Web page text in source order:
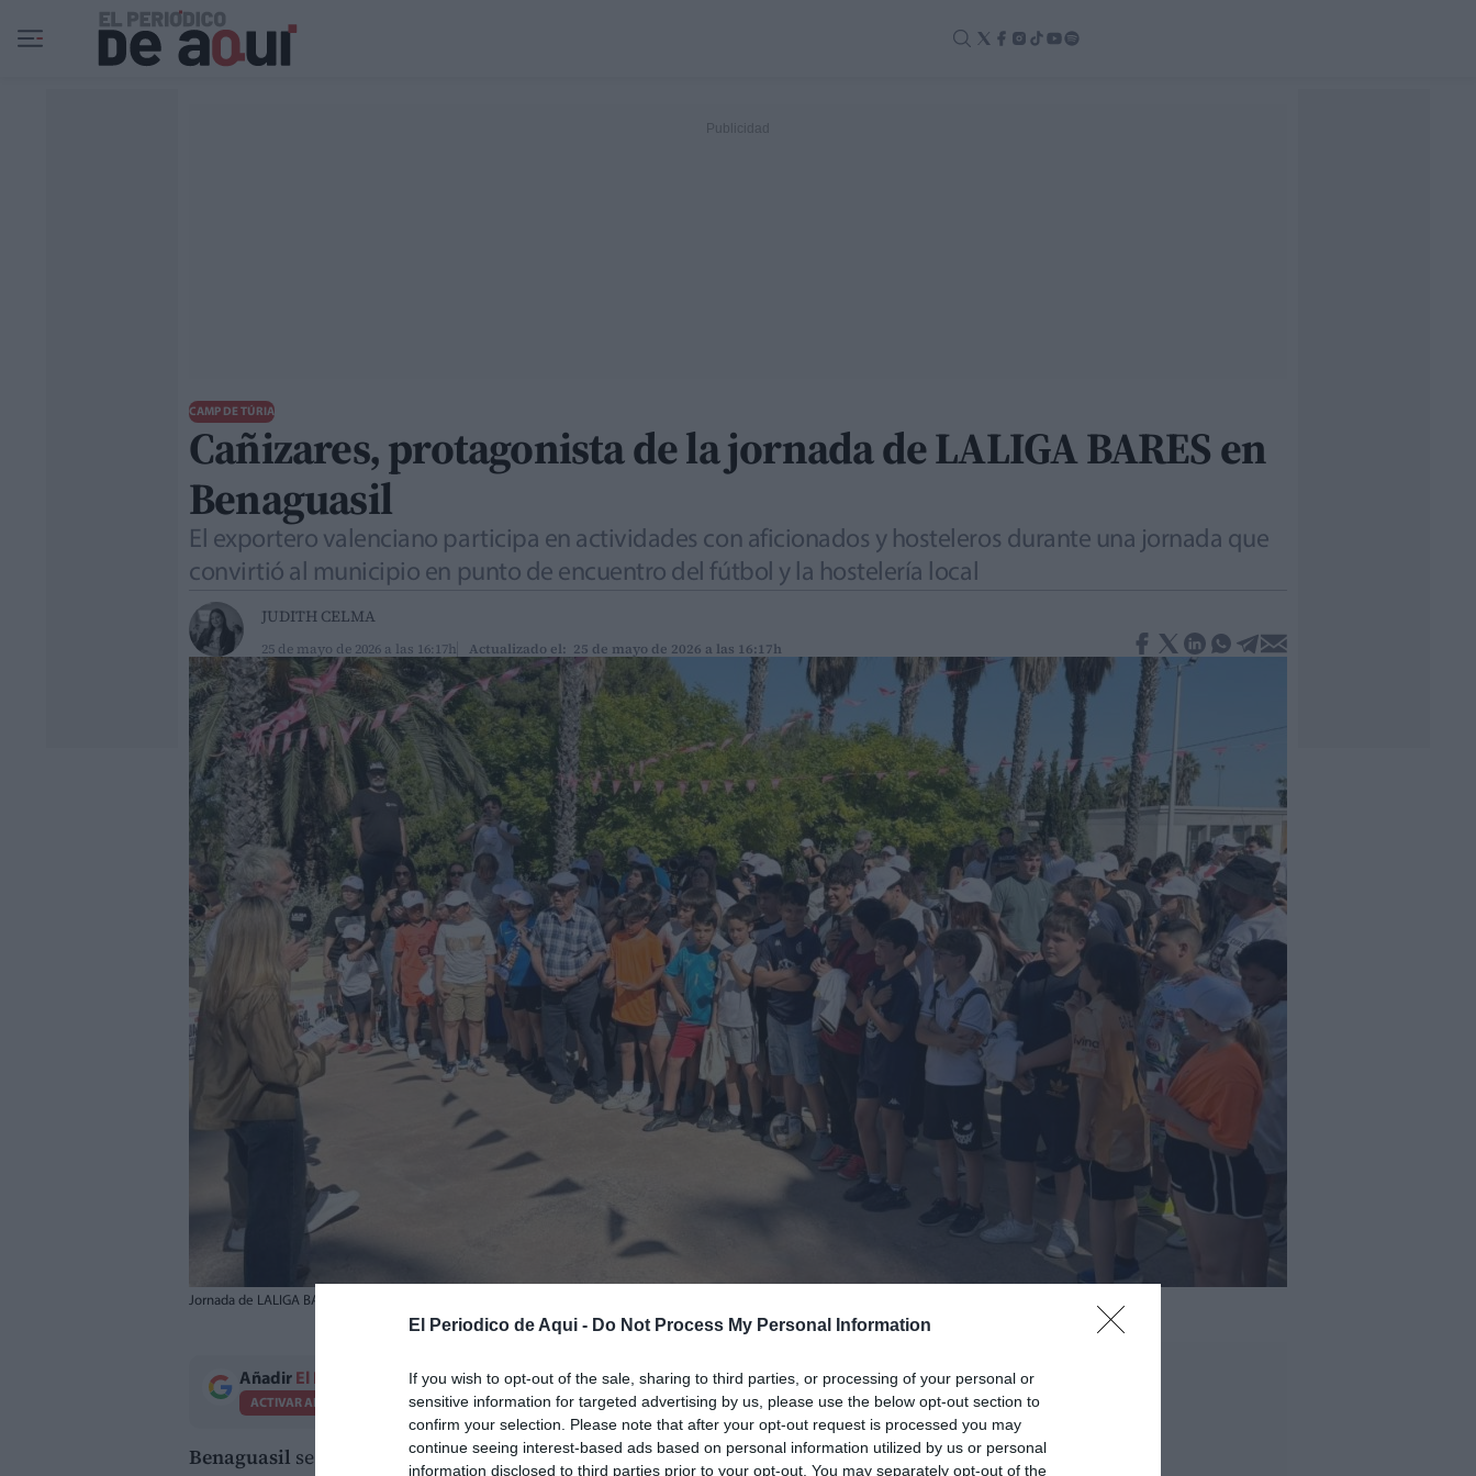
El Periodico de Aqui - Do Not Process My Personal Information
If you wish to opt-out of the sale, sharing to third parties, or processing of your personal or
sensitive information for targeted advertising by us, please use the below opt-out section to
confirm your selection. Please note that after your opt-out request is processed you may
continue seeing interest-based ads based on personal information utilized by us or personal
information disclosed to third parties prior to your opt-out. You may separately opt-out of the
Ir al contenido principal
CAMP DE TÚRIA
Cañizares, protagonista de la jornada de LALIGA BARES en
Benaguasil
El exportero valenciano participa en actividades con aficionados y hosteleros durante una jornada que
convirtió al municipio en punto de encuentro del fútbol y la hostelería local
JUDITH CELMA
25 de mayo de 2026 a las 16:17h Actualizado el: 25 de mayo de 2026 a las 16:17h
Jornada de LALIGA BARES en Benaguasil, con la presencia de Santiago Cañizares.
Añadir El Periodico de Aquí como fuente preferida de Google de forma gratuita.
ACTIVAR AHORA
Benaguasil se convirtió este fin de semana en uno de lospuntos neurálgicos